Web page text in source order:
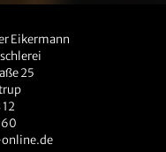
Eikermann
25
60